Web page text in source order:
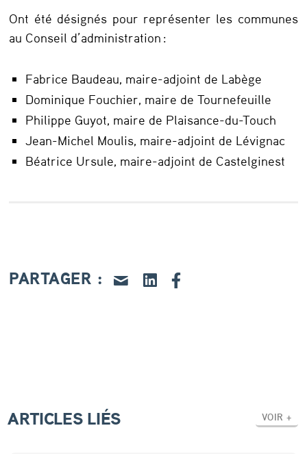
c
m
m
u
n
e
b
Ont été désignés pour représenter les communes
au Conseil d’administration :
Fabrice Baudeau, maire-adjoint de Labège
Dominique Fouchier, maire de Tournefeuille
Philippe Guyot, maire de Plaisance-du-Touch
Jean-Michel Moulis, maire-adjoint de Lévignac
Béatrice Ursule, maire-adjoint de Castelginest
PARTAGER :
ARTICLES LIÉS VOIR +